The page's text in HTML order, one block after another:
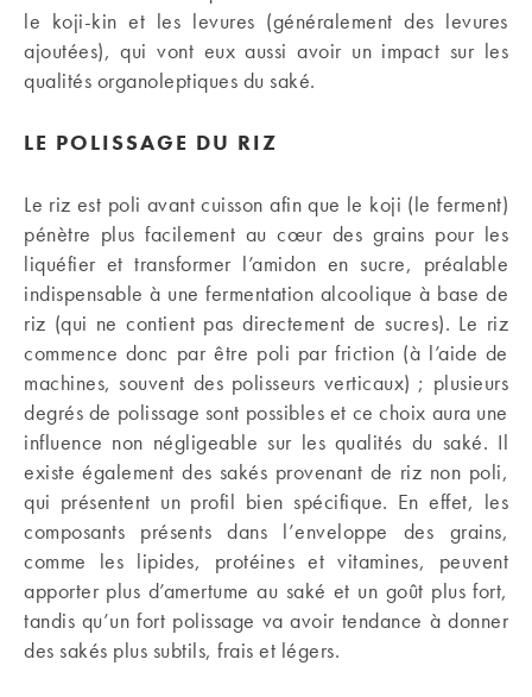
le koji-kin et les levures (généralement des levures
ajoutées), qui vont eux aussi avoir un impact sur les
qualités organoleptiques du saké.
LE POLISSAGE DU RIZ
Le riz est poli avant cuisson afin que le koji (le ferment)
pénètre plus facilement au cœur des grains pour les
liquéfier et transformer l’amidon en sucre, préalable
indispensable à une fermentation alcoolique à base de
riz (qui ne contient pas directement de sucres). Le riz
commence donc par être poli par friction (à l’aide de
machines, souvent des polisseurs verticaux) ; plusieurs
degrés de polissage sont possibles et ce choix aura une
influence non négligeable sur les qualités du saké. Il
existe également des sakés provenant de riz non poli,
qui présentent un profil bien spécifique. En effet, les
composants présents dans l’enveloppe des grains,
comme les lipides, protéines et vitamines, peuvent
apporter plus d’amertume au saké et un goût plus fort,
tandis qu’un fort polissage va avoir tendance à donner
des sakés plus subtils, frais et légers.